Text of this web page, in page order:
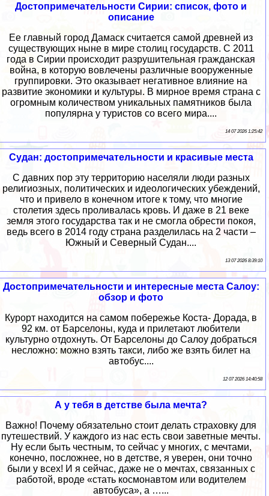
Достопримечательности Сирии: список, фото и
описание
Ее главный город Дамаск считается самой древней из
существующих ныне в мире столиц государств. С 2011
года в Сирии происходит разрушительная гражданская
война, в которую вовлечены различные вооруженные
группировки. Это оказывает негативное влияние на
развитие экономики и культуры. В мирное время страна с
огромным количеством уникальных памятников была
популярна у туристов со всего мира....
14 07 2026 1:25:42
Судан: достопримечательности и красивые места
С давних пор эту территорию населяли люди разных
религиозных, политических и идеологических убеждений,
что и привело в конечном итоге к тому, что многие
столетия здесь проливалась кровь. И даже в 21 веке
земля этого государства так и не смогла обрести покоя,
ведь всего в 2014 году страна разделилась на 2 части –
Южный и Северный Судан....
13 07 2026 8:39:10
Достопримечательности и интересные места Салоу:
обзор и фото
Курорт находится на самом побережье Коста- Дорада, в
92 км. от Барселоны, куда и прилетают любители
культурно отдохнуть. От Барселоны до Салоу добраться
несложно: можно взять такси, либо же взять билет на
автобус....
12 07 2026 14:40:58
А у тебя в детстве была мечта?
Важно! Почему обязательно стоит делать страховку для
путешествий. У каждого из нас есть свои заветные мечты.
Ну если быть честным, то сейчас у многих, с мечтами,
конечно, посложнее, но в детстве, я уверен, они точно
были у всех! И я сейчас, даже не о мечтах, связанных с
работой, вроде «стать космонавтом или водителем
автобуса», а …...